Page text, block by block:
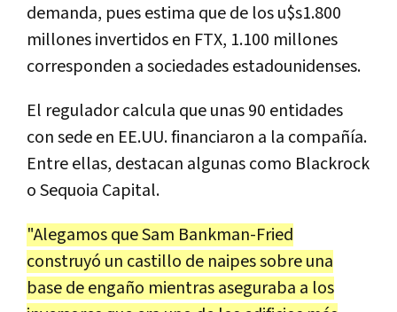
demanda, pues estima que de los u$s1.800
millones invertidos en FTX, 1.100 millones
corresponden a sociedades estadounidenses.
El regulador calcula que unas 90 entidades
con sede en EE.UU. financiaron a la compañía.
Entre ellas, destacan algunas como Blackrock
o Sequoia Capital.
"Alegamos que Sam Bankman-Fried
construyó un castillo de naipes sobre una
base de engaño mientras aseguraba a los